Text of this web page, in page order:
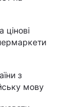
цінові
з
мову